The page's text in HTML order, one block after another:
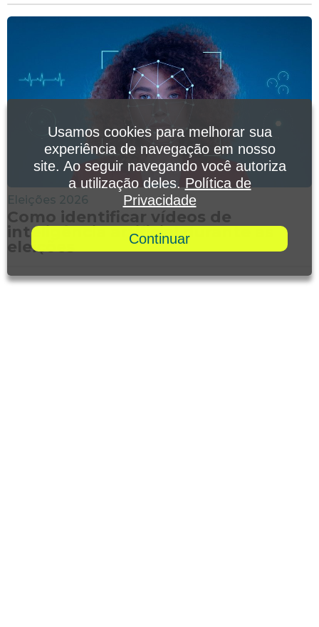
Eleições 2026
Como identificar vídeos de
inteligência artificial durante as
eleições
Usamos cookies para melhorar sua
experiência de navegação em nosso
site. Ao seguir navegando você autoriza
a utilização deles. Política de
Privacidade
Continuar